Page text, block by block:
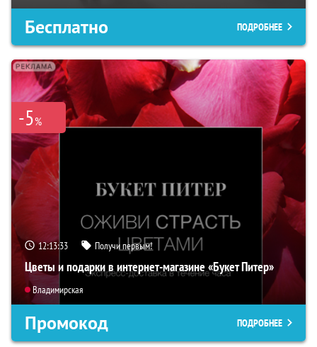
Бесплатно ПОДРОБНЕЕ
-5%
12:13:32 Получи первым!
Цветы и подарки в интернет-магазине «Букет Питер»
Владимирская
Промокод ПОДРОБНЕЕ